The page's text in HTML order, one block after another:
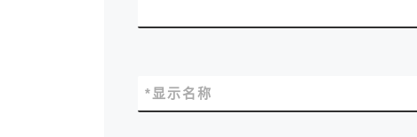
显示名称
*